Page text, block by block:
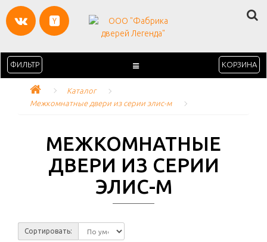
ФИЛЬТР КОРЗИНА
Каталог
Межкомнатные двери из серии элис-м
МЕЖКОМНАТНЫЕ
ДВЕРИ ИЗ СЕРИИ
ЭЛИС-М
Сортировать: